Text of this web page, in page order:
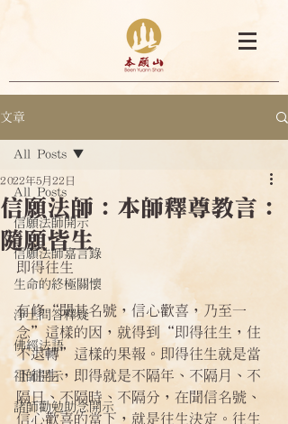
文章
All Posts
信願法師開示
信願法師嘉言錄
生命的終極關懷
淨土問答釋疑
佛經法語
祖師開示
諸師勸勉助念開示
All Posts
信願法師：本師釋尊教言：
隨願皆生
2022年5月22日
即得往生
有修“聞其名號，信心歡喜，乃至一
念”這樣的因，就得到“即得往生，住
不退轉”這樣的果報。即得往生就是當
下往生，即得就是不隔年、不隔月、不
隔日、不隔時、不隔分，在聞信名號、
信心歡喜的當下，就是往生決定。往生